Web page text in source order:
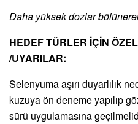
Daha yüksek dozlar
HEDEF TÜRLER İÇİN
/UYARILAR:
Selenyuma aşırı duyarlılık
kuzuya ön deneme yapılıp
sürü uygulamasına